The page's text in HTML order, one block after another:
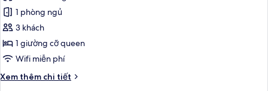
ảnh
Century
Deluxe
River
Double
1 phòng ngủ
3 khách
1 giường cỡ queen
Wifi miễn phí
Xem thêm chi tiết
Chi